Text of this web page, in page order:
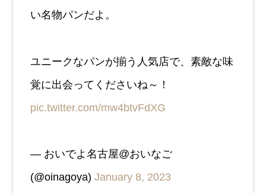
い名物パンだよ。
ユニークなパンが揃う人気店で、素敵な味
覚に出会ってくださいね～！
pic.twitter.com/mw4btvFdXG
— おいでよ名古屋@おいなご
(@oinagoya) January 8, 2023